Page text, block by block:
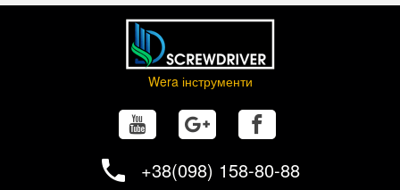
Шестигранний край ручки
Шестигранний край ручки захищає від надокучливого
перекочування інструменту на робочому місці. Шукати впав
інструмент більше не буде потрібно.
Wera інструменти
+38(098) 158-80-88